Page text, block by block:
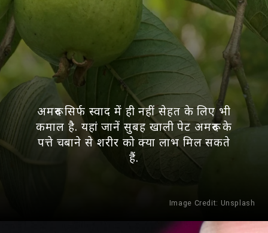
Image Credit: Unsplash
अमरूद सिर्फ स्वाद में ही नहीं सेहत के लिए भी
कमाल है. यहां जानें सुबह खाली पेट अमरूद के
पत्ते चबाने से शरीर को क्या लाभ मिल सकते
हैं.